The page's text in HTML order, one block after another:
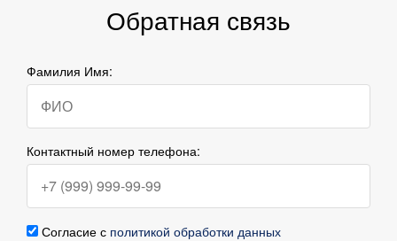
Обратная связь
Фамилия Имя:
Контактный номер телефона:
Согласие с политикой обработки данных